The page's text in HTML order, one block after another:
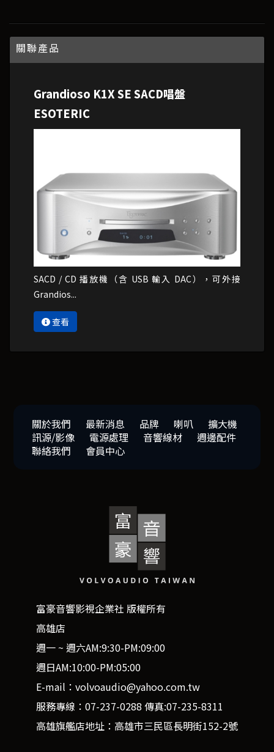
關聯產品
SACD / CD 播放機（含 USB 輸入 DAC），可外接
Grandios...
查看
Grandioso K1X SE SACD唱盤
ESOTERIC
關於我們 最新消息 品牌 喇叭
擴大機
訊源/影像
電源處理 音響線材
週邊配件
聯絡我們
會員中心
富豪音響影視企業社 版權所有
高雄店
週一 ~ 週六AM:9:30-PM:09:00
週日AM:10:00-PM:05:00
E-mail：volvoaudio@yahoo.com.tw
服務專線：07-237-0288 傳真:07-235-8311
高雄旗艦店地址：高雄市三民區長明街152-2號